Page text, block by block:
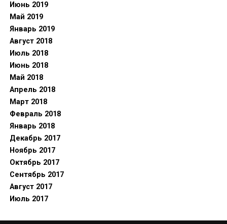
Июнь 2019
Май 2019
Январь 2019
Август 2018
Июль 2018
Июнь 2018
Май 2018
Апрель 2018
Март 2018
Февраль 2018
Январь 2018
Декабрь 2017
Ноябрь 2017
Октябрь 2017
Сентябрь 2017
Август 2017
Июль 2017